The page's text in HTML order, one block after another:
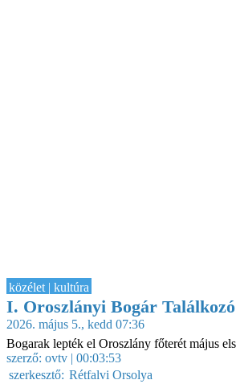
közélet | kultúra
I. Oroszlányi Bogár Találkozó
2026. május 5., kedd 07:36
Bogarak lepték el Oroszlány főterét május
szerző: ovtv | 00:03:53
szerkesztő: Rétfalvi Orsolya